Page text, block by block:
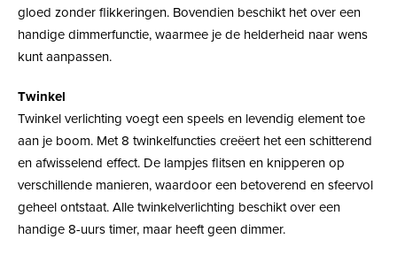
gloed zonder flikkeringen. Bovendien beschikt het over een
handige dimmerfunctie, waarmee je de helderheid naar wens
kunt aanpassen.
Twinkel
Twinkel verlichting voegt een speels en levendig element toe
aan je boom. Met 8 twinkelfuncties creëert het een schitterend
en afwisselend effect. De lampjes flitsen en knipperen op
verschillende manieren, waardoor een betoverend en sfeervol
geheel ontstaat. Alle twinkelverlichting beschikt over een
handige 8-uurs timer, maar heeft geen dimmer.